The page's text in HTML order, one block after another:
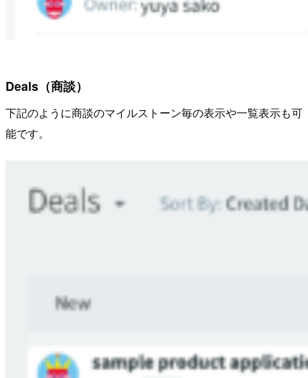
Deals（商談）
下記のように商談のマイルストーン毎の表示や一覧表示も可
能です。